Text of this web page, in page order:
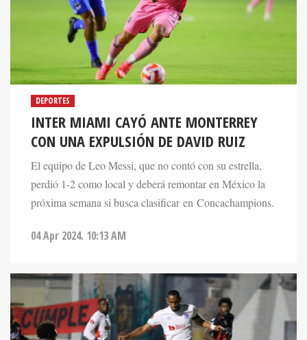
DEPORTES
INTER MIAMI CAYÓ ANTE MONTERREY
CON UNA EXPULSIÓN DE DAVID RUIZ
El equipo de Leo Messi, que no contó con su estrella,
perdió 1-2 como local y deberá remontar en México la
próxima semana si busca clasificar en Concachampions.
04 Apr 2024. 10:13 AM